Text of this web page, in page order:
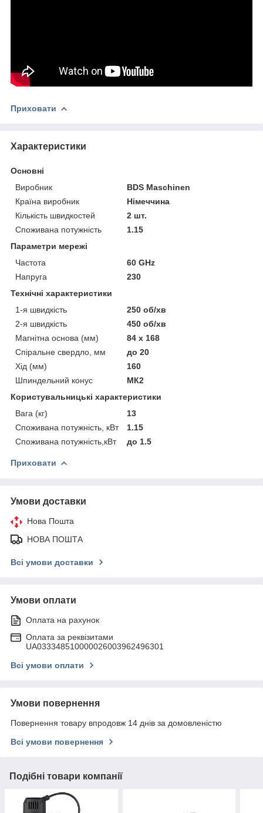
Приховати
Характеристики
Основні
Виробник
BDS Maschinen
Країна виробник
Німеччина
Кількість швидкостей
2 шт.
Споживана потужність
1.15
Параметри мережі
Частота
60 GHz
Напруга
230
Технічні характеристики
1-я швидкість
250 об/хв
2-я швидкість
450 об/хв
Магнітна основа (мм)
84 х 168
Спіральне свердло, мм
до 20
Хід (мм)
160
Шпиндельний конус
МК2
Користувальницькі характеристики
Вага (кг)
13
Споживана потужність, кВт
1.15
Споживана потужність,кВт
до 1.5
Приховати
Умови доставки
Нова Пошта
НОВА ПОШТА
Всі умови доставки
Умови оплати
Оплата на рахунок
Оплата за реквізитами
UA033348510000026003962496301
Всі умови оплати
Умови повернення
Повернення товару впродовж 14 днів за домовленістю
Всі умови повернення
Подібні товари компанії